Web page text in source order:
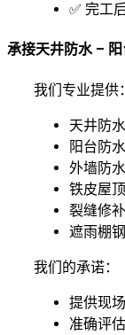
✅ 完工
承接天井防水 –
我们专业提供：
天井防水
阳台防水
外墙防水
铁皮屋顶
裂缝修
遮雨棚
我们的承诺：
提供现
准确评